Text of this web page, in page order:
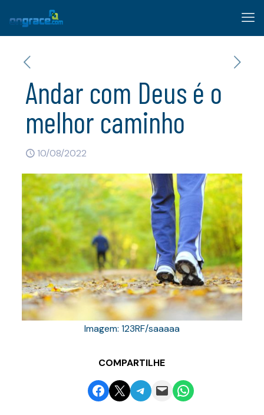
Andar com Deus é o
melhor caminho
10/08/2022
Imagem: 123RF/saaaaa
COMPARTILHE
Share on Facebook
Email this PageShare on Telegram
Email this PageShare on WhatsApp